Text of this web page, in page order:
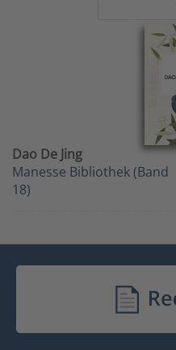
Dao De Jing
Manesse Bibliothek (Band
18)